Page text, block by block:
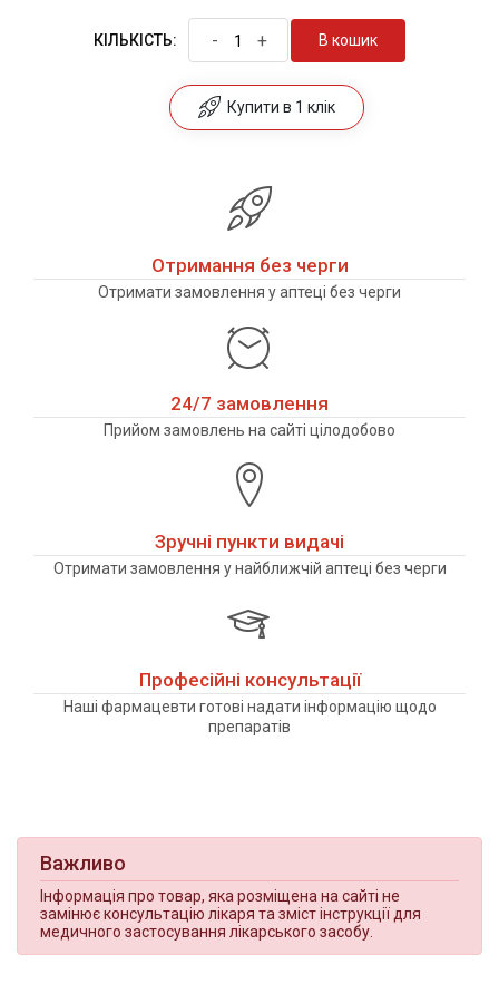
КІЛЬКІСТЬ: - + В кошик
Купити в 1 клік
Отримання без черги
Отримати замовлення у аптеці без черги
24/7 замовлення
Прийом замовлень на сайті цілодобово
Зручні пункти видачі
Отримати замовлення у найближчій аптеці без черги
Професійні консультації
Наші фармацевти готові надати інформацію щодо
препаратів
Важливо
Інформація про товар, яка розміщена на сайті не
замінює консультацію лікаря та зміст інструкції для
медичного застосування лікарського засобу.